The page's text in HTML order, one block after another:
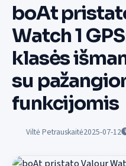
boAt
Watch 1
klasės
su
funkcijomis
Viltė Petrauskaitė2025-07-12